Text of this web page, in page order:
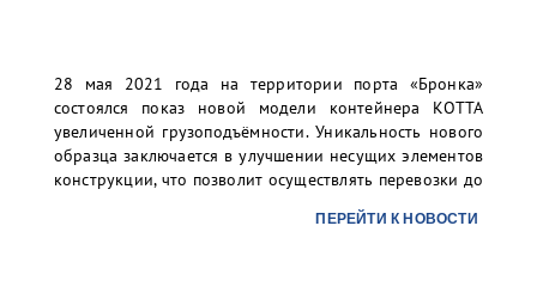
28 мая 2021 года на территории порта «Бронка»
состоялся показ новой модели контейнера КОТТА
увеличенной грузоподъёмности. Уникальность нового
образца заключается в улучшении несущих элементов
конструкции, что позволит осуществлять перевозки до
ПЕРЕЙТИ К НОВОСТИ